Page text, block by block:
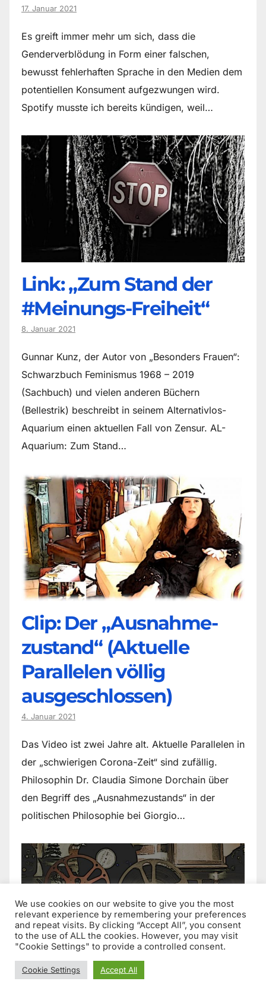
17. Januar 2021
Es greift immer mehr um sich, dass die
Genderverblödung in Form einer falschen,
bewusst fehlerhaften Sprache in den Medien dem
potentiellen Konsument aufgezwungen wird.
Spotify musste ich bereits kündigen, weil…
Link: „Zum Stand der
#Meinungs-Freiheit“
8. Januar 2021
Gunnar Kunz, der Autor von „Besonders Frauen“:
Schwarzbuch Feminismus 1968 – 2019
(Sachbuch) und vielen anderen Büchern
(Bellestrik) beschreibt in seinem Alternativlos-
Aquarium einen aktuellen Fall von Zensur. AL-
Aquarium: Zum Stand…
Clip: Der „Ausnahme-
zustand“ (Aktuelle
Parallelen völlig
ausgeschlossen)
4. Januar 2021
Das Video ist zwei Jahre alt. Aktuelle Parallelen in
der „schwierigen Corona-Zeit“ sind zufällig.
Philosophin Dr. Claudia Simone Dorchain über
den Begriff des „Ausnahmezustands“ in der
politischen Philosophie bei Giorgio…
We use cookies on our website to give you the most
relevant experience by remembering your preferences
and repeat visits. By clicking “Accept All”, you consent
to the use of ALL the cookies. However, you may visit
"Cookie Settings" to provide a controlled consent.
Cookie Settings Accept All